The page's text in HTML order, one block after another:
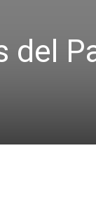
del